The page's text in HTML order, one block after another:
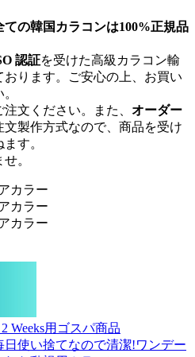
ての韓国カラコンは100%正規品
認証を受けた高級カラコン輸
ります。ご安心の上、お買い
文ください。また、 オーダー
文製作方式なので、商品を受け
す。
。